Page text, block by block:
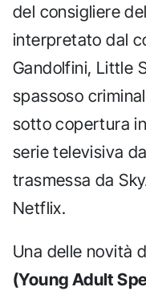
del consigliere
interpretato dal
Gandolfini, Little
spassoso
sotto copertura
serie televisiva
trasmessa da
Netflix.
Una delle novità
(Young Adult